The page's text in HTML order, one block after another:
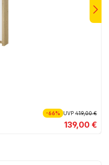
-66% UVP419,00 €
139,00 €